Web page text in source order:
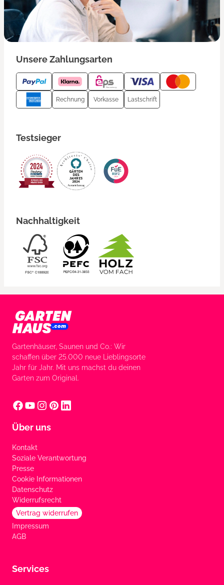
Unsere Zahlungsarten
Rechnung Vorkasse Lastschrift
Testsieger
Nachhaltigkeit
Gartenhäuser, Saunen und Co.: Wir
schaffen über 25.000 neue Lieblingsorte
Jahr für Jahr. Mit uns machst du deinen
Garten zum Original.
Über uns
Kontakt
Soziale Verantwortung
Presse
Cookie Informationen
Datenschutz
Widerrufsrecht
Vertrag widerrufen
Impressum
AGB
Services